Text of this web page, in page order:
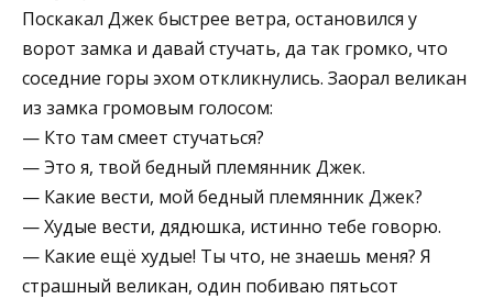
Поскакал Джек быстрее ветра, остановился у
ворот замка и давай стучать, да так громко, что
соседние горы эхом откликнулись. Заорал великан
из замка громовым голосом:
— Кто там смеет стучаться?
— Это я, твой бедный племянник Джек.
— Какие вести, мой бедный племянник Джек?
— Худые вести, дядюшка, истинно тебе говорю.
— Какие ещё худые! Ты что, не знаешь меня? Я
страшный великан, один побиваю пятьсот